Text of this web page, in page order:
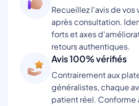
Recueillez l'avis de vos
après consultation.
forts et axes
retours authentiques.
Avis 100% vérifiés
Contrairement aux
généralistes, chaque
patient réel. Conforme